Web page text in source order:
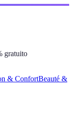
gratuito
& ConfortBeauté &